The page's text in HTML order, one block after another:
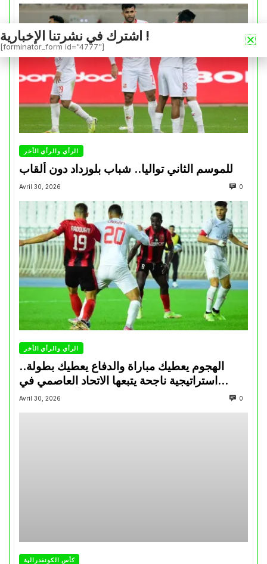
الرأي والرأي الأخر
للموسم الثاني تواليا.. شباب بلوزداد دون ألقاب
Avril 30, 2026 0
الرأي والرأي الأخر
الهجوم يعطيك مباراة والدفاع يعطيك بطولة..
استراتيجية ناجحة يتبعها الاتحاد العاصمي في
تتويجاته آخر السنوات
Avril 30, 2026 0
كأس الكونفدرالية
اشترك في نشرتنا الإخبارية !
[forminator_form id="4777"]